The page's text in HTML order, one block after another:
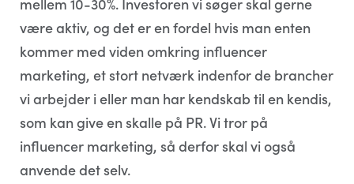
være aktiv, og det er en fordel hvis man enten
kommer med viden omkring influencer
marketing, et stort netværk indenfor de brancher
vi arbejder i eller man har kendskab til en kendis,
som kan give en skalle på PR. Vi tror på
influencer marketing, så derfor skal vi også
anvende det selv.